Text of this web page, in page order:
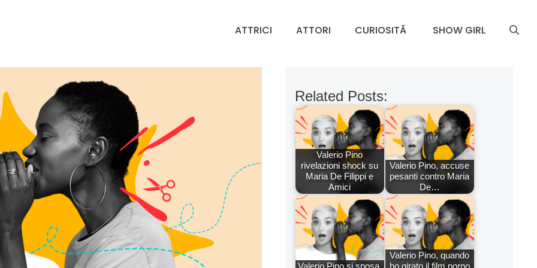
ATTRICI ATTORI CURIOSITÃ SHOW GIRL
Related Posts:
Valerio Pino
rivelazioni shock su
Maria De Filippi e
Amici
Valerio Pino, accuse
pesanti contro Maria
De…
Valerio Pino, quando